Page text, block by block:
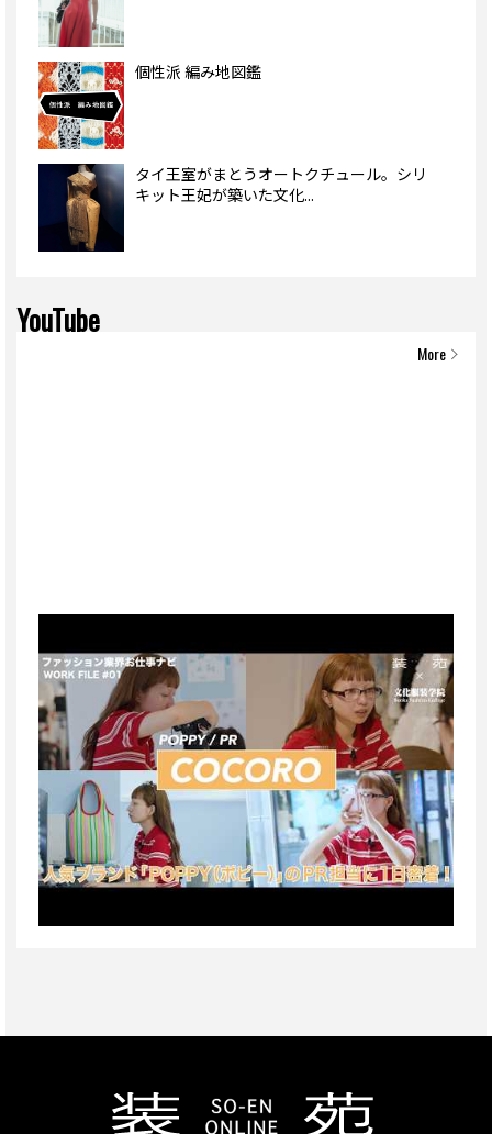
個性派 編み地図鑑
タイ王室がまとうオートクチュール。シリ
キット王妃が築いた文化...
YouTube
More